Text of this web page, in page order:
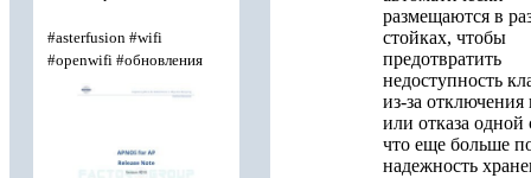
размещаются в
стойках, чтобы
предотвратить
недоступность
из-за отключения
или отказа одной
что еще больше
надежность